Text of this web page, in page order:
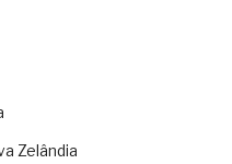
Zelândia